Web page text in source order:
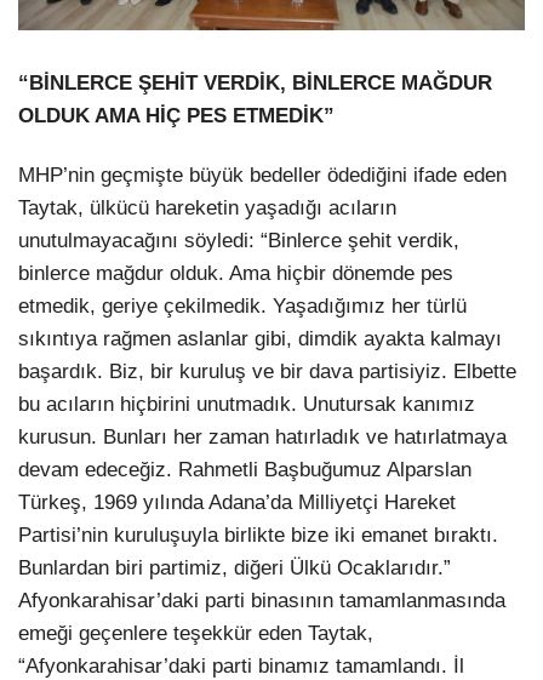
“BİNLERCE ŞEHİT VERDİK, BİNLERCE MAĞDUR
OLDUK AMA HİÇ PES ETMEDİK”
MHP’nin geçmişte büyük bedeller ödediğini ifade eden
Taytak, ülkücü hareketin yaşadığı acıların
unutulmayacağını söyledi: “Binlerce şehit verdik,
binlerce mağdur olduk. Ama hiçbir dönemde pes
etmedik, geriye çekilmedik. Yaşadığımız her türlü
sıkıntıya rağmen aslanlar gibi, dimdik ayakta kalmayı
başardık. Biz, bir kuruluş ve bir dava partisiyiz. Elbette
bu acıların hiçbirini unutmadık. Unutursak kanımız
kurusun. Bunları her zaman hatırladık ve hatırlatmaya
devam edeceğiz. Rahmetli Başbuğumuz Alparslan
Türkeş, 1969 yılında Adana’da Milliyetçi Hareket
Partisi’nin kuruluşuyla birlikte bize iki emanet bıraktı.
Bunlardan biri partimiz, diğeri Ülkü Ocaklarıdır.”
Afyonkarahisar’daki parti binasının tamamlanmasında
emeği geçenlere teşekkür eden Taytak,
“Afyonkarahisar’daki parti binamız tamamlandı. İl